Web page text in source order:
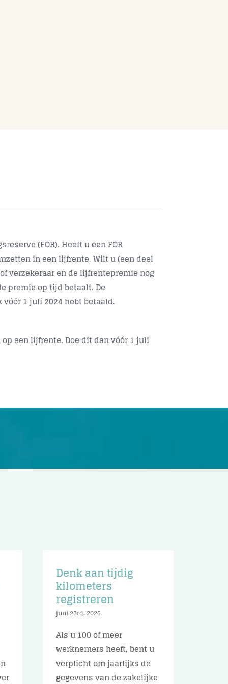
(FOR). Heeft u een FOR
in een lijfrente. Wilt u (een deel
verzekeraar en de lijfrentepremie nog
premie op tijd betaalt. De
1 juli 2024 hebt betaald.
een lijfrente. Doe dit dan vóór1 juli
Denk aan tijdig
kilometers
registreren
juni 23rd, 2026
Als u 100 of meer
werknemers heeft, bent u
verplicht om jaarlijks de
gegevens van de zakelijke